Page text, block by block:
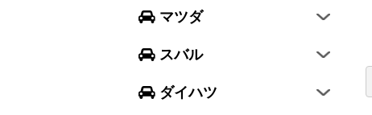
マツダ
ビアンテ
スバル
エクシーガ クロスオーバー7
ダイハツ
タント
トール
エヴリィワゴン
スイフト
Aクラス